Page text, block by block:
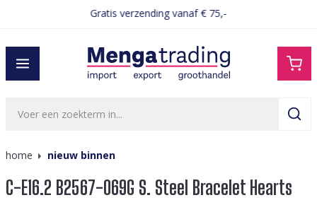
Gratis verzending vanaf € 75,-
home nieuw binnen
C-E16.2 B2567-069G S. Steel Bracelet Hearts